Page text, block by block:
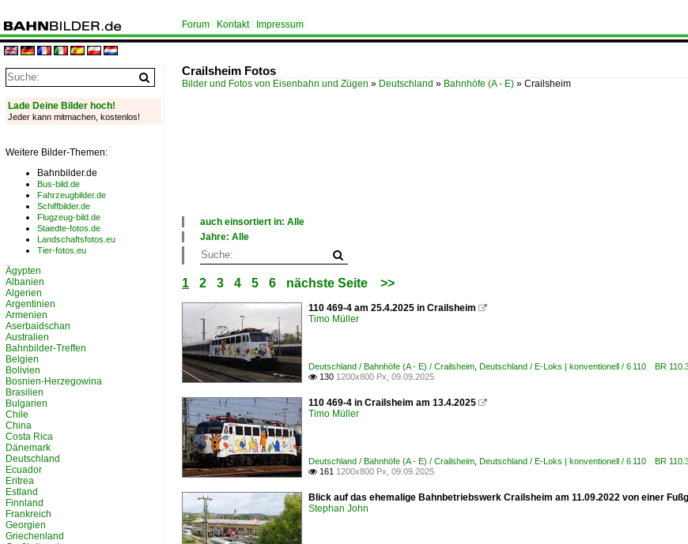
Forum Kontakt Impressum
Crailsheim Fotos
Bilder und Fotos von Eisenbahn und Zügen » Deutschland » Bahnhöfe (A - E) » Crailsheim
auch einsortiert in: Alle
Deutschland
Jahre: Alle
Alle Jahre
1990
2010
2020
1 2 3 4 5 6 nächste Seite >>
110 469-4 am 25.4.2025 in Crailsheim 
Timo Müller
Deutschland / Bahnhöfe (A - E) / Crailsheim Deutschland / E-Loks | konventionell / 6 110 BR
 130 1200x800 Px, 09.09.2025
110 469-4 in Crailsheim am 13.4.2025 
Timo Müller
Deutschland / Bahnhöfe (A - E) / Crailsheim Deutschland / E-Loks | konventionell / 6 110 BR
 161 1200x800 Px, 09.09.2025
Blick auf das ehemalige Bahnbetriebswerk Crailsheim am 11.09.2022 von einer
Stephan John
Lade Deine Bilder hoch!
Jeder kann mitmachen, kostenlos!
Weitere Bilder-Themen:
Bahnbilder.de
Bus-bild.de
Fahrzeugbilder.de
Schiffbilder.de
Flugzeug-bild.de
Staedte-fotos.de
Landschaftsfotos.eu
Tier-fotos.eu
Ägypten
Albanien
Algerien
Argentinien
Armenien
Aserbaidschan
Australien
Bahnbilder-Treffen
Belgien
Bolivien
Bosnien-Herzegowina
Brasilien
Bulgarien
Chile
China
Costa Rica
Dänemark
Deutschland
Ecuador
Eritrea
Estland
Finnland
Frankreich
Georgien
Griechenland